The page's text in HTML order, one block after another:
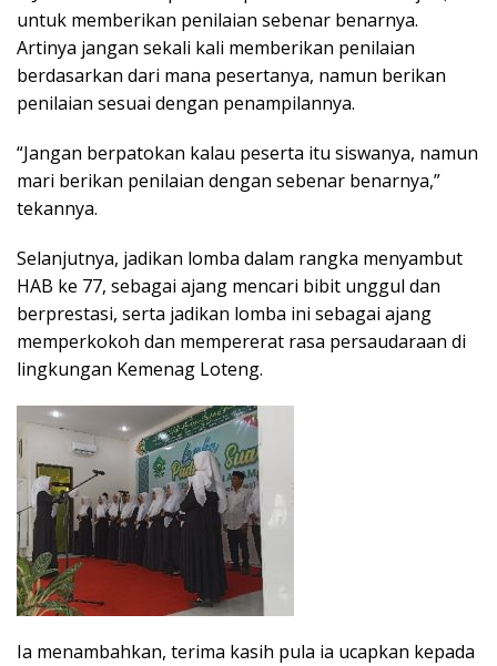
untuk memberikan penilaian sebenar benarnya.
Artinya jangan sekali kali memberikan penilaian
berdasarkan dari mana pesertanya, namun berikan
penilaian sesuai dengan penampilannya.
“Jangan berpatokan kalau peserta itu siswanya, namun
mari berikan penilaian dengan sebenar benarnya,”
tekannya.
Selanjutnya, jadikan lomba dalam rangka menyambut
HAB ke 77, sebagai ajang mencari bibit unggul dan
berprestasi, serta jadikan lomba ini sebagai ajang
memperkokoh dan mempererat rasa persaudaraan di
lingkungan Kemenag Loteng.
Ia menambahkan, terima kasih pula ia ucapkan kepada